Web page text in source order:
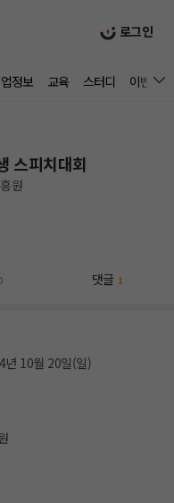
로그인
정보 교육 스터디 이벤트
스피치대회
원
댓글 1
년 10월 20일(일)